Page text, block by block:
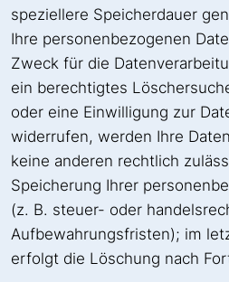
speziellere Speicherdauer
Ihre personenbezogenen
Zweck für die
ein berechtigtes
oder eine Einwilligung zur
widerrufen, werden Ihre
keine anderen rechtlich
Speicherung Ihrer
(z. B. steuer- oder
Aufbewahrungsfristen); im
erfolgt die Löschung nach